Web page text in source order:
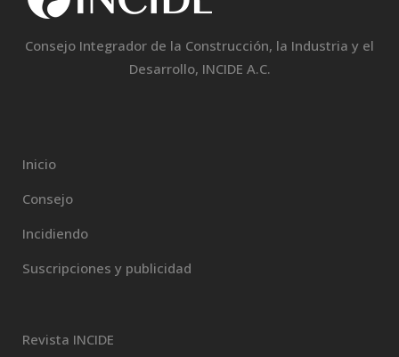
Consejo Integrador de la Construcción, la Industria y el
Desarrollo, INCIDE A.C.
Inicio
Consejo
Incidiendo
Suscripciones y publicidad
Revista INCIDE